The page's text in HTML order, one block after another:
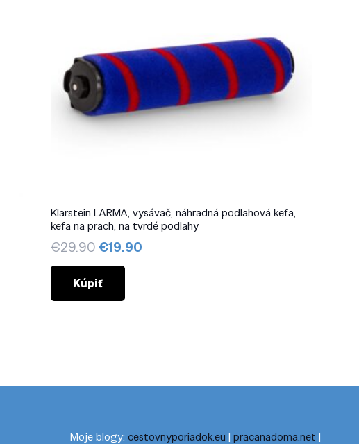
Klarstein LARMA, vysávač, náhradná podlahová kefa,
kefa na prach, na tvrdé podlahy
€29.90Pôvodná
cena
bola:
€29.90.
€19.90
Kúpiť
Moje blogy: cestovnyporiadok.eu | pracanadoma.net |